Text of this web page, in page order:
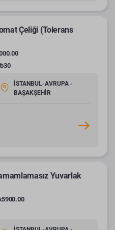
Çeliği (Tolerans
İSTANBUL-AVRUPA -
BAŞAKŞEHİR
Yuvarlak